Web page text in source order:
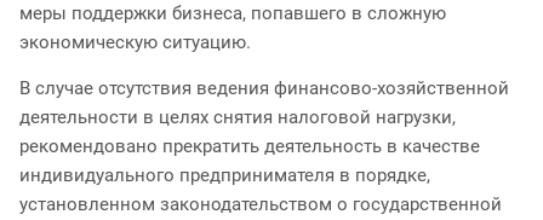
меры поддержки бизнеса, попавшего в сложную
экономическую ситуацию.
В случае отсутствия ведения финансово-хозяйственной
деятельности в целях снятия налоговой нагрузки,
рекомендовано прекратить деятельность в качестве
индивидуального предпринимателя в порядке,
установленном законодательством о государственной